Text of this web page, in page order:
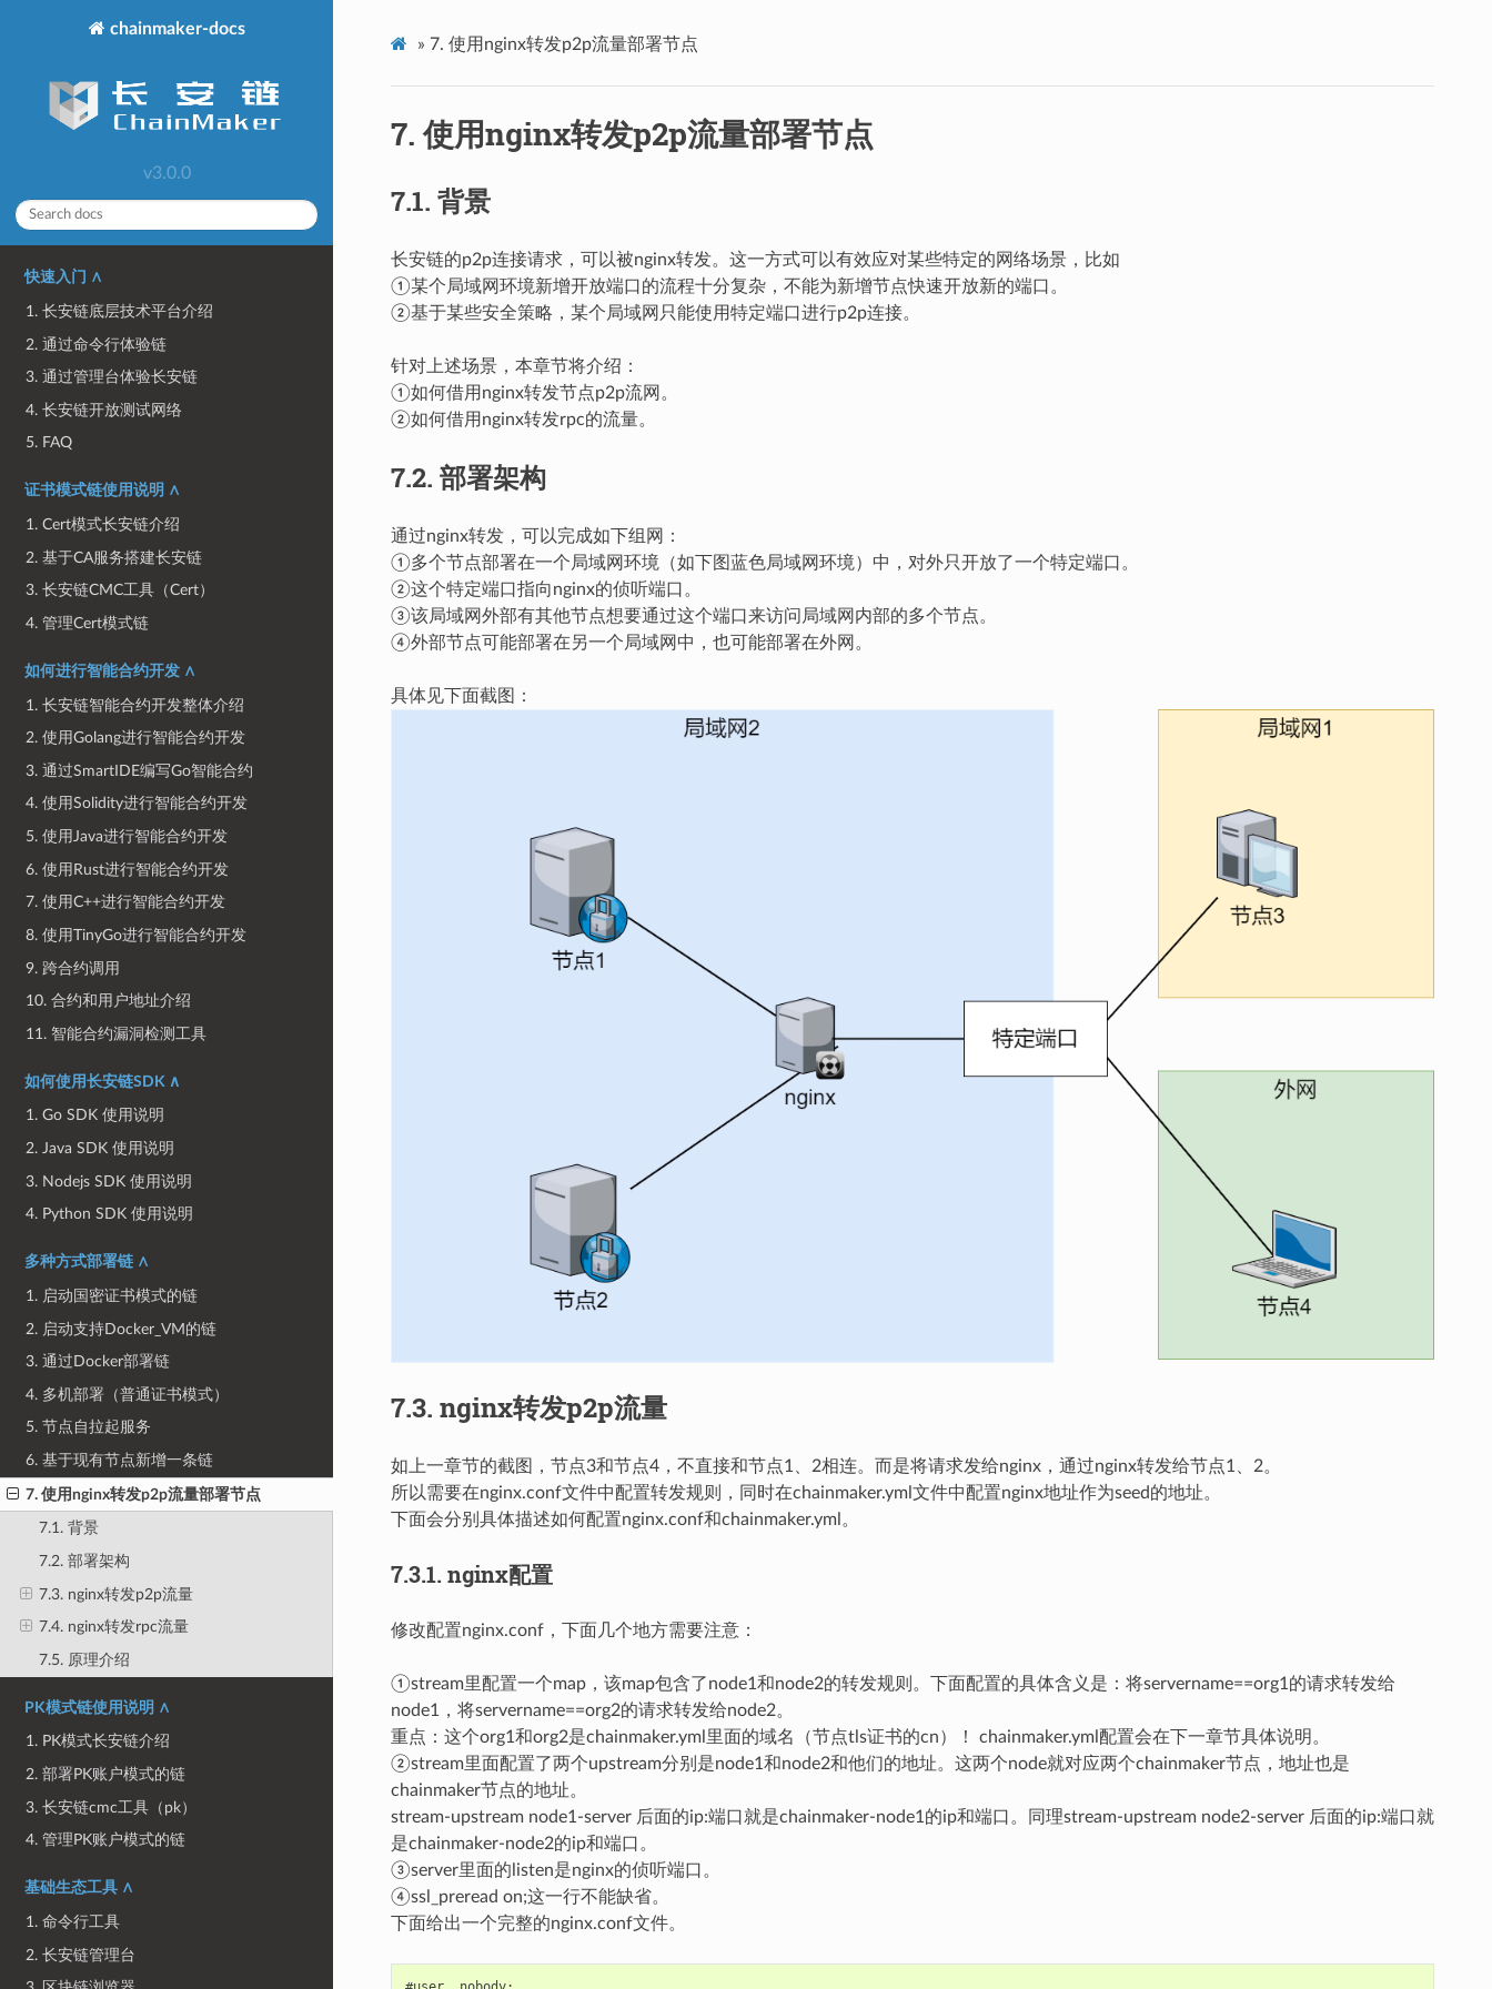
chainmaker-docs
v3.0.0
快速入门 ∧
1. 长安链底层技术平台介绍
2. 通过命令行体验链
3. 通过管理台体验长安链
4. 长安链开放测试网络
5. FAQ
证书模式链使用说明 ∧
1. Cert模式长安链介绍
2. 基于CA服务搭建长安链
3. 长安链CMC工具（Cert）
4. 管理Cert模式链
如何进行智能合约开发 ∧
1. 长安链智能合约开发整体介绍
2. 使用Golang进行智能合约开发
3. 通过SmartIDE编写Go智能合约
4. 使用Solidity进行智能合约开发
5. 使用Java进行智能合约开发
6. 使用Rust进行智能合约开发
7. 使用C++进行智能合约开发
8. 使用TinyGo进行智能合约开发
9. 跨合约调用
10. 合约和用户地址介绍
11. 智能合约漏洞检测工具
如何使用长安链SDK ∧
1. Go SDK 使用说明
2. Java SDK 使用说明
3. Nodejs SDK 使用说明
4. Python SDK 使用说明
多种方式部署链 ∧
1. 启动国密证书模式的链
2. 启动支持Docker_VM的链
3. 通过Docker部署链
4. 多机部署（普通证书模式）
5. 节点自拉起服务
6. 基于现有节点新增一条链
7. 使用nginx转发p2p流量部署节点
7.1. 背景
7.2. 部署架构
7.3. nginx转发p2p流量
7.4. nginx转发rpc流量
7.5. 原理介绍
PK模式链使用说明 ∧
1. PK模式长安链介绍
2. 部署PK账户模式的链
3. 长安链cmc工具（pk）
4. 管理PK账户模式的链
基础生态工具 ∧
1. 命令行工具
2. 长安链管理台
» 7. 使用nginx转发p2p流量部署节点
7.使用nginx转发p2p流量部署节点
7.1. 背景
长安链的p2p连接请求，可以被nginx转发。这一方式可以有效应对某些特定的网络场景，比如
①某个局域网环境新增开放端口的流程十分复杂，不能为新增节点快速开放新的端口。
②基于某些安全策略，某个局域网只能使用特定端口进行p2p连接。
针对上述场景，本章节将介绍：
①如何借用nginx转发节点p2p流网。
②如何借用nginx转发rpc的流量。
7.2. 部署架构
通过nginx转发，可以完成如下组网：
①多个节点部署在一个局域网环境（如下图蓝色局域网环境）中，对外只开放了一个特定端口。
②这个特定端口指向nginx的侦听端口。
③该局域网外部有其他节点想要通过这个端口来访问局域网内部的多个节点。
④外部节点可能部署在另一个局域网中，也可能部署在外网。
具体见下面截图：
7.3. nginx转发p2p流量
如上一章节的截图，节点3和节点4，不直接和节点1、2相连。而是将请求发给nginx，通过nginx转发给节点1、2。
所以需要在nginx.conf文件中配置转发规则，同时在chainmaker.yml文件中配置nginx地址作为seed的地址。
下面会分别具体描述如何配置nginx.conf和chainmaker.yml。
7.3.1. nginx配置
修改配置nginx.conf，下面几个地方需要注意：
①stream里配置一个map，该map包含了node1和node2的转发规则。下面配置的具体含义是：将servername==org1的请求转发给
node1，将servername==org2的请求转发给node2。
重点：这个org1和org2是chainmaker.yml里面的域名（节点tls证书的cn）！ chainmaker.yml配置会在下一章节具体说明。
②stream里面配置了两个upstream分别是node1和node2和他们的地址。这两个node就对应两个chainmaker节点，地址也是
chainmaker节点的地址。
stream-upstream node1-server 后面的ip:端口就是chainmaker-node1的ip和端口。同理stream-upstream node2-server 后面的ip:端口就
是chainmaker-node2的ip和端口。
③server里面的listen是nginx的侦听端口。
④ssl_preread on;这一行不能缺省。
下面给出一个完整的nginx.conf文件。